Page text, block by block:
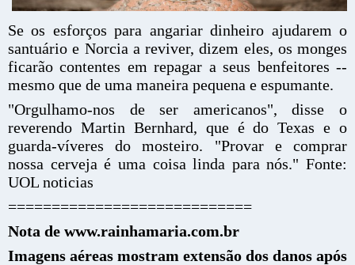
Se os esforços para angariar dinheiro ajudarem o
santuário e Norcia a reviver, dizem eles, os monges
ficarão contentes em repagar a seus benfeitores --
mesmo que de uma maneira pequena e espumante.
"Orgulhamo-nos de ser americanos", disse o
reverendo Martin Bernhard, que é do Texas e o
guarda-víveres do mosteiro. "Provar e comprar
nossa cerveja é uma coisa linda para nós." Fonte:
UOL noticias
============================
Nota de www.rainhamaria.com.br
Imagens aéreas mostram extensão dos danos após